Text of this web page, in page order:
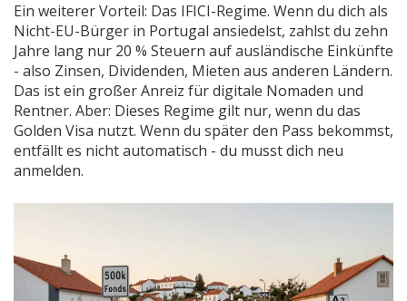
Ein weiterer Vorteil: Das IFICI-Regime. Wenn du dich als
Nicht-EU-Bürger in Portugal ansiedelst, zahlst du zehn
Jahre lang nur 20 % Steuern auf ausländische Einkünfte
- also Zinsen, Dividenden, Mieten aus anderen Ländern.
Das ist ein großer Anreiz für digitale Nomaden und
Rentner. Aber: Dieses Regime gilt nur, wenn du das
Golden Visa nutzt. Wenn du später den Pass bekommst,
entfällt es nicht automatisch - du musst dich neu
anmelden.